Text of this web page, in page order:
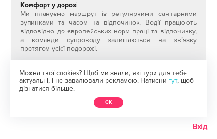
Можна твої cookies? Щоб ми знали, які тури для тебе
актуальні, і не завалювали рекламою. Натисни тут, щоб
дізнатися більше.
ОК
Вхід
Комфорт у дорозі
Ми плануємо маршрут із регулярними санітарними
зупинками та часом на відпочинок. Водії працюють
відповідно до європейських норм праці та відпочинку,
а команди супроводу залишаються на зв’язку
протягом усієї подорожі.
Усі автобуси проходять регулярне технічне
обслуговування та міжнародні перевірки перед
виїздами. Для нас важливий не лише маршрут, а й
відчуття спокою в дорозі.
Для багатьох саме дорога стає частиною подорожі: